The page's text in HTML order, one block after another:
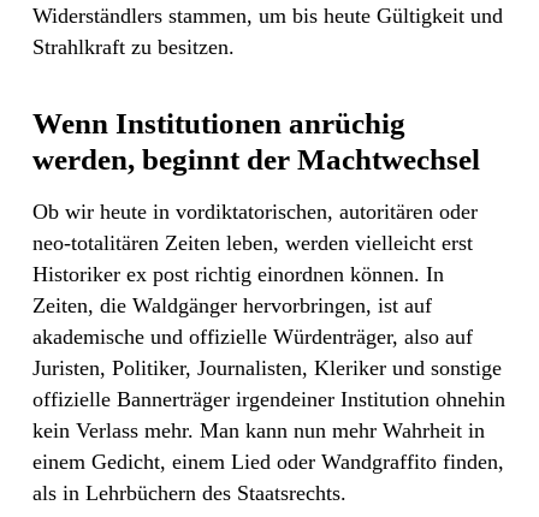
Widerständlers stammen, um bis heute Gültigkeit und
Strahlkraft zu besitzen.
Wenn Institutionen anrüchig
werden, beginnt der Machtwechsel
Ob wir heute in vordiktatorischen, autoritären oder
neo-totalitären Zeiten leben, werden vielleicht erst
Historiker ex post richtig einordnen können. In
Zeiten, die Waldgänger hervorbringen, ist auf
akademische und offizielle Würdenträger, also auf
Juristen, Politiker, Journalisten, Kleriker und sonstige
offizielle Bannerträger irgendeiner Institution ohnehin
kein Verlass mehr. Man kann nun mehr Wahrheit in
einem Gedicht, einem Lied oder Wandgraffito finden,
als in Lehrbüchern des Staatsrechts.